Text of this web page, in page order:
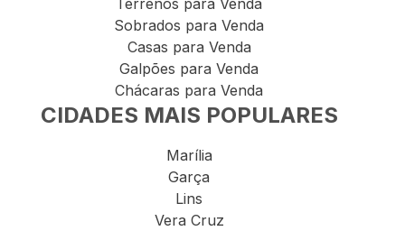
Terrenos para Venda
Sobrados para Venda
Casas para Venda
Galpões para Venda
Chácaras para Venda
CIDADES MAIS POPULARES
Marília
Garça
Lins
Vera Cruz